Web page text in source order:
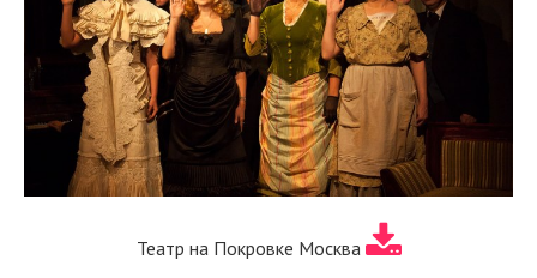
Театр на Покровке Москва